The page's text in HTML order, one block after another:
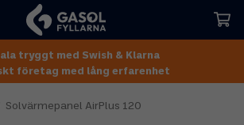
tryggt med Swish & Klarna
företag med lång erfarenhet
Solvärmepanel AirPlus 120